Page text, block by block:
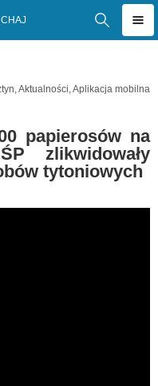
,Aktualności,Aplikacja mobilna
papierosów na
zlikwidowały
tytoniowych